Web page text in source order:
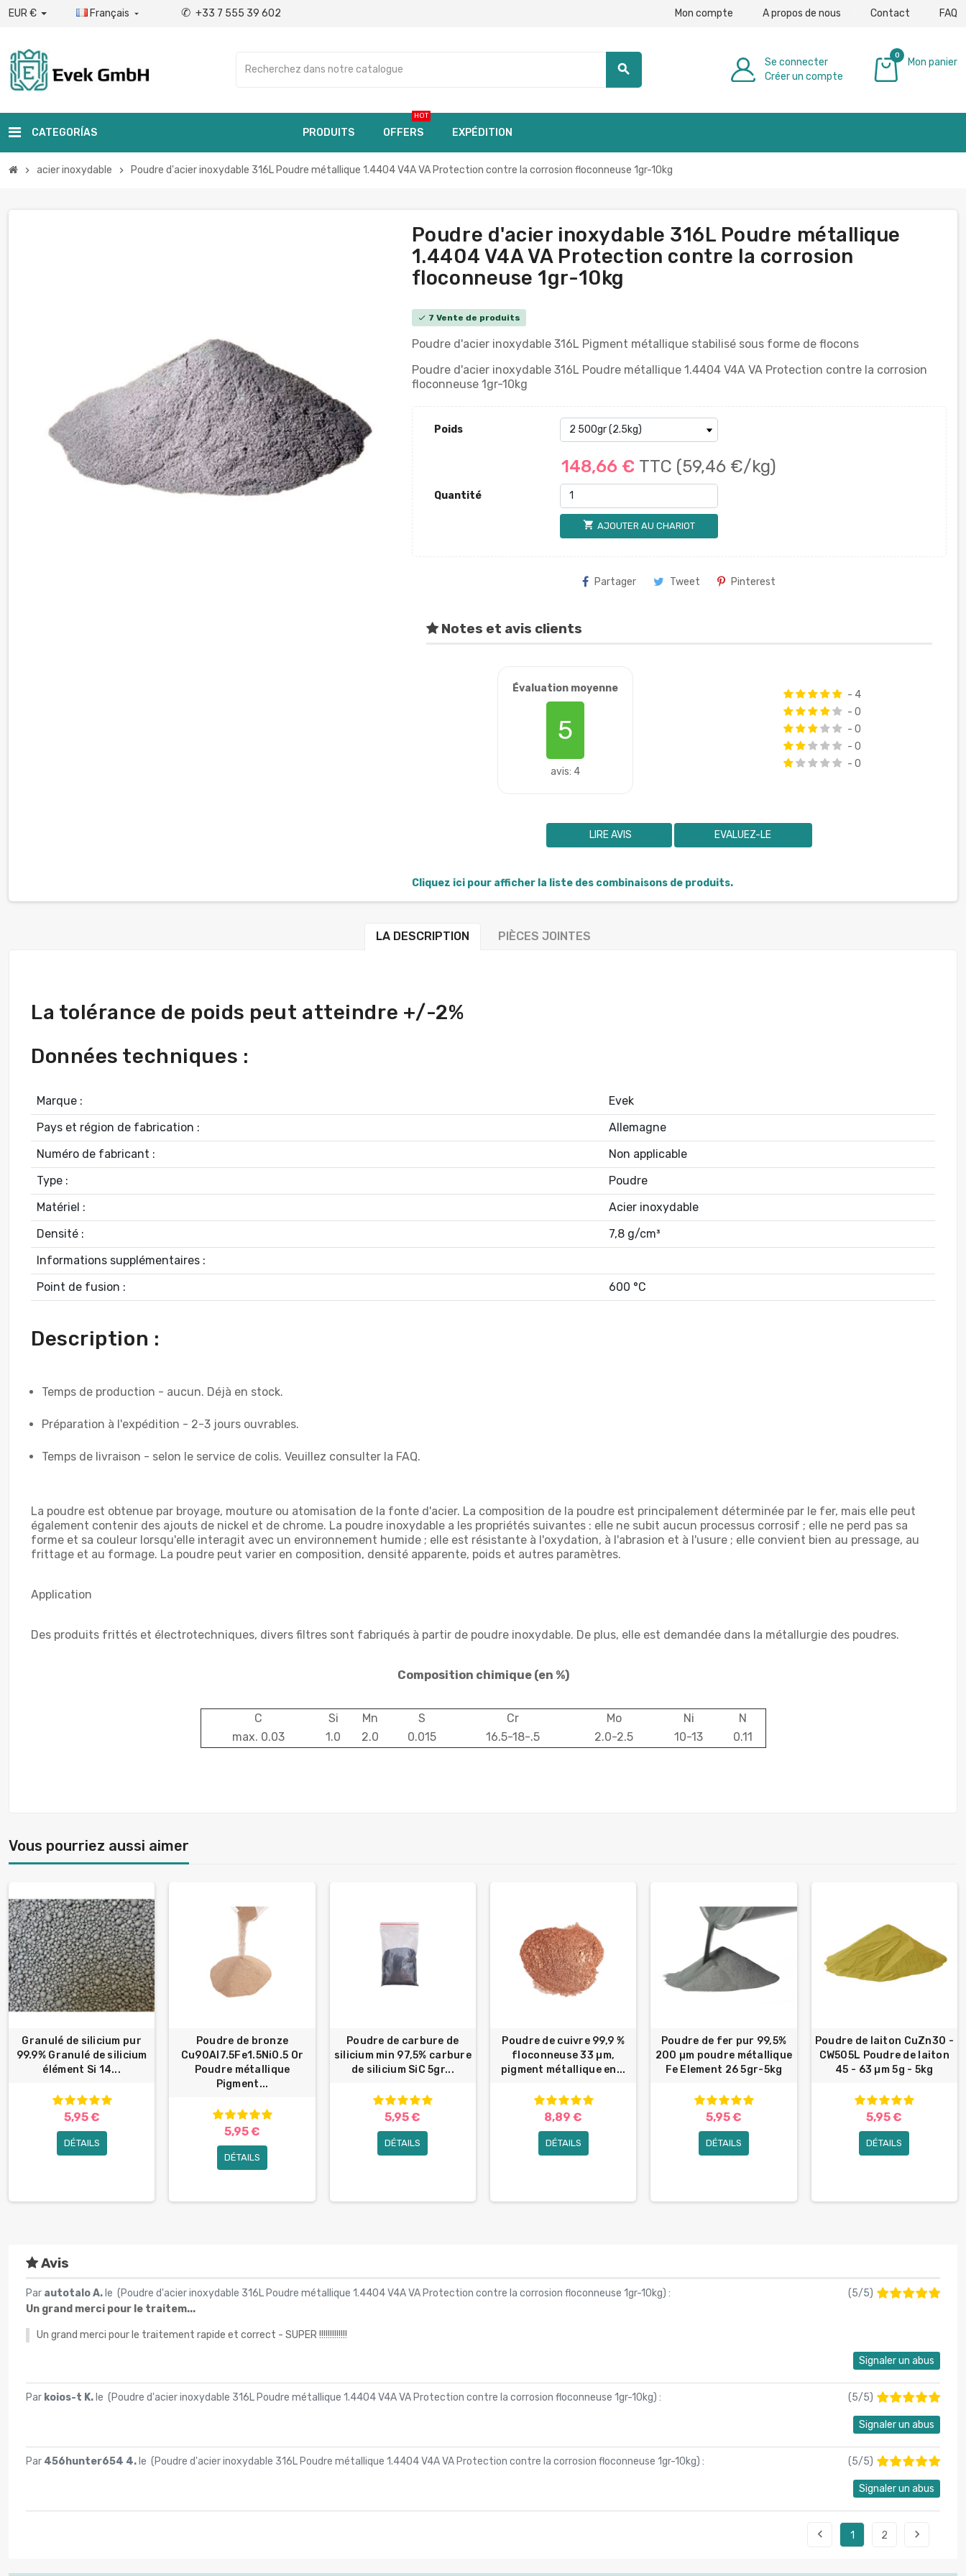
EUR € Français  ✆ +33 7 555 39 602 Mon compte A propos de nous Contact FAQ
search
Se connecter
Créer un compte
0
Mon panier
CATEGORÍAS PRODUITS OFFERS
HOT
EXPÉDITION
chevron_right acier inoxydable chevron_right Poudre d'acier inoxydable 316L Poudre métallique 1.4404 V4A VA Protection contre la corrosion floconneuse 1gr-10kg
Poudre d'acier inoxydable 316L Poudre métallique
1.4404 V4A VA Protection contre la corrosion
floconneuse 1gr-10kg
check 7 Vente de produits
Poudre d'acier inoxydable 316L Pigment métallique stabilisé sous forme de flocons
Poudre d'acier inoxydable 316L Poudre métallique 1.4404 V4A VA Protection contre la corrosion
floconneuse 1gr-10kg
Poids
148,66 € TTC (59,46 €/kg)
Quantité
shopping_cart AJOUTER AU CHARIOT
Partager Tweet Pinterest
Notes et avis clients
Évaluation moyenne
5
avis: 4
- 4
- 0
- 0
- 0
- 0
LIRE AVIS EVALUEZ-LE
Cliquez ici pour afficher la liste des combinaisons de produits.
LA DESCRIPTION PIÈCES JOINTES
La tolérance de poids peut atteindre +/-2%
Données techniques :
Marque :
Evek
Pays et région de fabrication :
Allemagne
Numéro de fabricant :
Non applicable
Type :
Poudre
Matériel :
Acier inoxydable
Densité :
7,8 g/cm³
Informations supplémentaires :
Point de fusion :
600 °C
Description :
Temps de production - aucun. Déjà en stock.
Préparation à l'expédition - 2-3 jours ouvrables.
Temps de livraison - selon le service de colis. Veuillez consulter la FAQ.
La poudre est obtenue par broyage, mouture ou atomisation de la fonte d'acier. La composition de la poudre est principalement déterminée par le fer, mais elle peut
également contenir des ajouts de nickel et de chrome. La poudre inoxydable a les propriétés suivantes : elle ne subit aucun processus corrosif ; elle ne perd pas sa
forme et sa couleur lorsqu'elle interagit avec un environnement humide ; elle est résistante à l'oxydation, à l'abrasion et à l'usure ; elle convient bien au pressage, au
frittage et au formage. La poudre peut varier en composition, densité apparente, poids et autres paramètres.
Application
Des produits frittés et électrotechniques, divers filtres sont fabriqués à partir de poudre inoxydable. De plus, elle est demandée dans la métallurgie des poudres.
Composition chimique (en %)
C Si Mn S Cr Mo Ni
N
max. 0.03
1.0 2.0 0.015 16.5-18-.5 2.0-2.5 10-13 0.11
Vous pourriez aussi aimer
Granulé de silicium pur
99.9% Granulé de silicium
élément Si 14...
5,95 €
DÉTAILS
Poudre de bronze
Cu90Al7.5Fe1.5Ni0.5 Or
Poudre métallique
Pigment...
5,95 €
DÉTAILS
Poudre de carbure de
silicium min 97,5% carbure
de silicium SiC 5gr...
5,95 €
DÉTAILS
Poudre de cuivre 99,9 %
floconneuse 33 µm,
pigment métallique en...
8,89 €
DÉTAILS
Poudre de fer pur 99,5%
200 µm poudre métallique
Fe Element 26 5gr-5kg
5,95 €
DÉTAILS
Poudre de laiton CuZn30 -
CW505L Poudre de laiton
45 - 63 µm 5g - 5kg
5,95 €
DÉTAILS
Avis
Par autotalo A. le (Poudre d'acier inoxydable 316L Poudre métallique 1.4404 V4A VA Protection contre la corrosion floconneuse 1gr-10kg) : (5/5)
Un grand merci pour le traitem...
Un grand merci pour le traitement rapide et correct - SUPER !!!!!!!!!!!!!
Signaler un abus
Par koios-t K. le (Poudre d'acier inoxydable 316L Poudre métallique 1.4404 V4A VA Protection contre la corrosion floconneuse 1gr-10kg) : (5/5)
Signaler un abus
Par 456hunter654 4. le (Poudre d'acier inoxydable 316L Poudre métallique 1.4404 V4A VA Protection contre la corrosion floconneuse 1gr-10kg) : (5/5)
Signaler un abus
 1 2 